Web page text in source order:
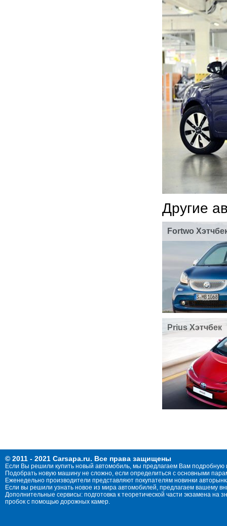
Другие
Fortwo
Prius Хэтчбек
© 2011 - 2021 Carsapa.ru. Все права защищены
Если Вы решили купить новый автомобиль, мы предлагаем Вам
Подобрать новую машину не сложно, если определиться с основными
Еженедельно производители представляют покупателям новинки
Если вы решили узнать новое из мира автомобилей, предлагаем вашему
Дополнительные сервисы: подготовка к теоретической части экзамена
пробок с помощью дорожных камер.